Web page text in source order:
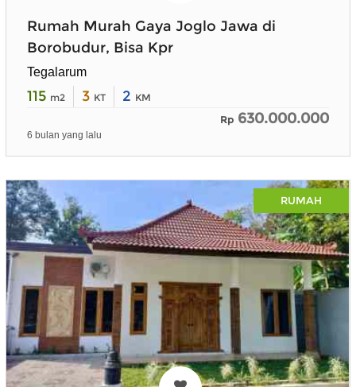
Rumah Murah Gaya Joglo Jawa di
Borobudur, Bisa Kpr
Tegalarum
115 m2 3 KT 2 KM
Rp 630.000.000
6 bulan yang lalu
RUMAH